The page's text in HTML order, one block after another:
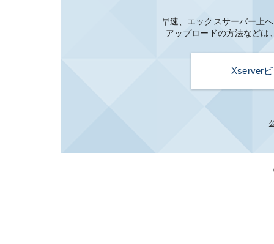
早速、エックスサーバー上
アップロードの方法などは
Xserver